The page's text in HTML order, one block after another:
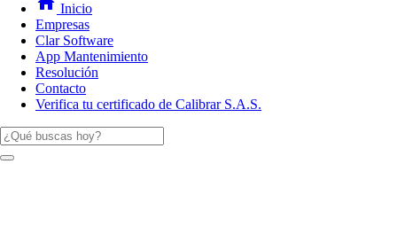
Inicio
Empresas
Clar Software
App Mantenimiento
Resolución
Contacto
Verifica tu certificado de Calibrar S.A.S.